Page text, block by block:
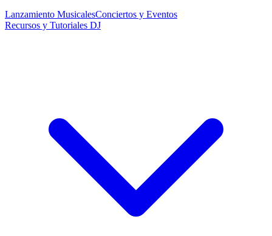
Lanzamiento MusicalesConciertos y Eventos
Recursos y Tutoriales DJ